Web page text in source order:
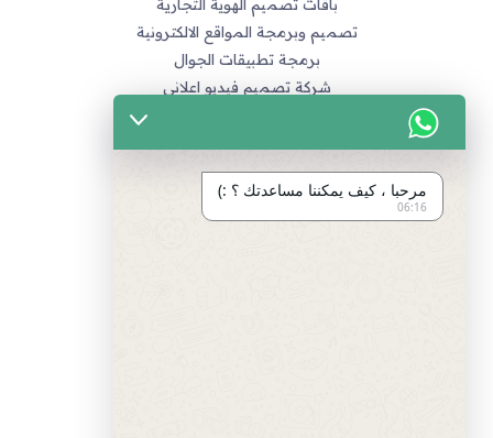
باقات تصميم الهوية التجارية
تصميم وبرمجة المواقع الالكترونية
برمجة تطبيقات الجوال
شركة تصميم فيديو اعلاني
التسويق الالكتروني
تصميم متاجر زد و متاجر سله
مرحبا ، كيف يمكننا مساعدتك ؟ :)
06:16